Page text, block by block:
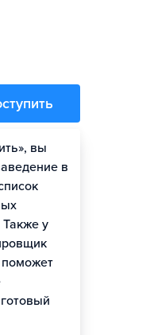
вы
в
у
поможет